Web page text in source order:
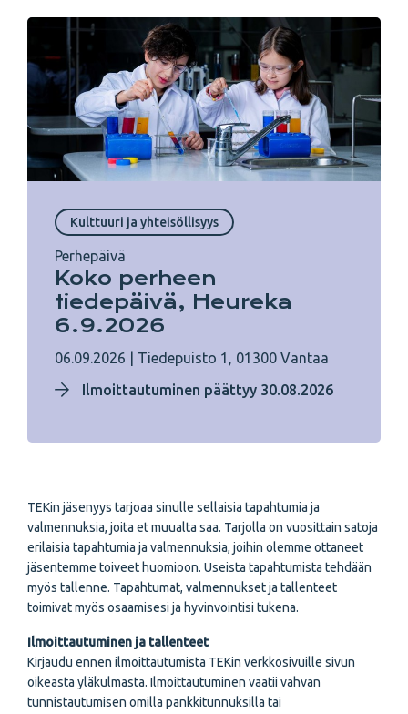
Kulttuuri ja yhteisöllisyys
Perhepäivä
Koko perheen
tiedepäivä, Heureka
6.9.2026
06.09.2026
Tiedepuisto 1, 01300 Vantaa
Ilmoittautuminen päättyy 30.08.2026
TEKin jäsenyys tarjoaa sinulle sellaisia tapahtumia ja
valmennuksia, joita et muualta saa. Tarjolla on vuosittain satoja
erilaisia tapahtumia ja valmennuksia, joihin olemme ottaneet
jäsentemme toiveet huomioon. Useista tapahtumista tehdään
myös tallenne. Tapahtumat, valmennukset ja tallenteet
toimivat myös osaamisesi ja hyvinvointisi tukena.
Ilmoittautuminen ja tallenteet
Kirjaudu ennen ilmoittautumista TEKin verkkosivuille sivun
oikeasta yläkulmasta. Ilmoittautuminen vaatii vahvan
tunnistautumisen omilla pankkitunnuksilla tai